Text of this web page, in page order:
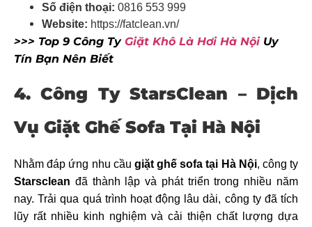
Số điện thoại: 0816 553 999
Website: https://fatclean.vn/
>>> Top 9 Công Ty Giặt Khô Là Hơi Hà NộiUy
Tín Bạn Nên Biết
4. Công Ty StarsClean – Dịch
Vụ Giặt Ghế Sofa Tại Hà Nội
Nhằm đáp ứng nhu cầu giặt ghế sofa tại Hà Nội, công ty
Starsclean đã thành lập và phát triển trong nhiều năm
nay. Trải qua quá trình hoạt động lâu dài, công ty đã tích
lũy rất nhiều kinh nghiệm và cải thiện chất lượng dựa